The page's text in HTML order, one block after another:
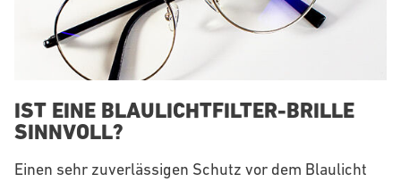
IST EINE BLAULICHTFILTER-BRILLE
SINNVOLL?
Einen sehr zuverlässigen Schutz vor dem Blaulicht